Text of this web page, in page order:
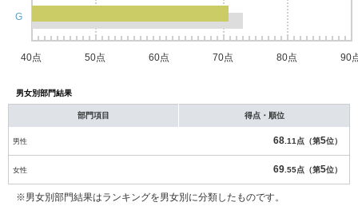
G
40点 50点 60点 70点 80点 90
男女別部門結果
部門項目 得点・順位
男性 68 .11点（第5位）
女性 69 .55点（第5位）
※男女別部門結果はランキングを男女別に分類したものです。